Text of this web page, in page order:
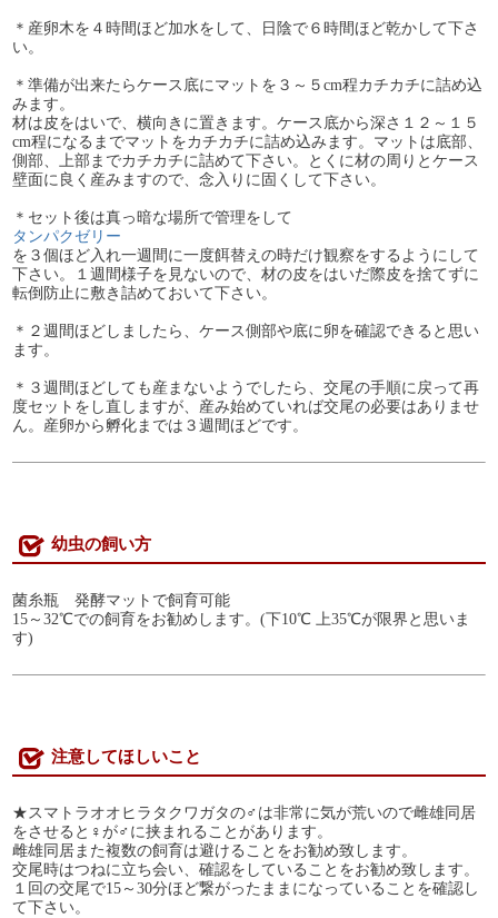
＊産卵木を４時間ほど加水をして、日陰で６時間ほど乾かして下さ
い。
＊準備が出来たらケース底にマットを３～５cm程カチカチに詰め込
みます。
材は皮をはいで、横向きに置きます。ケース底から深さ１２～１５
cm程になるまでマットをカチカチに詰め込みます。マットは底部、
側部、上部までカチカチに詰めて下さい。とくに材の周りとケース
壁面に良く産みますので、念入りに固くして下さい。
＊セット後は真っ暗な場所で管理をして
タンパクゼリー
を３個ほど入れ一週間に一度餌替えの時だけ観察をするようにして
下さい。１週間様子を見ないので、材の皮をはいだ際皮を捨てずに
転倒防止に敷き詰めておいて下さい。
＊２週間ほどしましたら、ケース側部や底に卵を確認できると思い
ます。
＊３週間ほどしても産まないようでしたら、交尾の手順に戻って再
度セットをし直しますが、産み始めていれば交尾の必要はありませ
ん。産卵から孵化までは３週間ほどです。
幼虫の飼い方
菌糸瓶 発酵マットで飼育可能
15～32℃での飼育をお勧めします。(下10℃ 上35℃が限界と思いま
す)
注意してほしいこと
★スマトラオオヒラタクワガタの♂は非常に気が荒いので雌雄同居
をさせると♀が♂に挟まれることがあります。
雌雄同居また複数の飼育は避けることをお勧め致します。
交尾時はつねに立ち会い、確認をしていることをお勧め致します。
１回の交尾で15～30分ほど繋がったままになっていることを確認し
て下さい。